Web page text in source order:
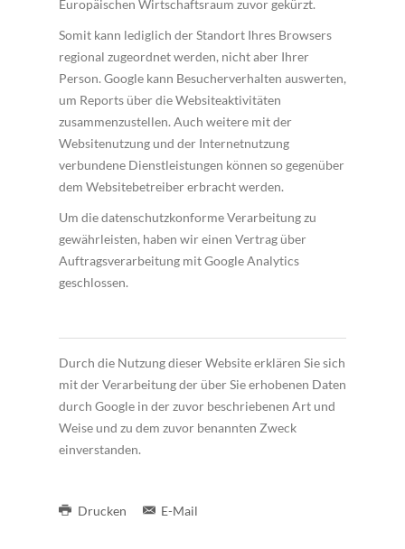
Europäischen Wirtschaftsraum zuvor gekürzt.
Somit kann lediglich der Standort Ihres Browsers
regional zugeordnet werden, nicht aber Ihrer
Person. Google kann Besucherverhalten auswerten,
um Reports über die Websiteaktivitäten
zusammenzustellen. Auch weitere mit der
Websitenutzung und der Internetnutzung
verbundene Dienstleistungen können so gegenüber
dem Websitebetreiber erbracht werden.
Um die datenschutzkonforme Verarbeitung zu
gewährleisten, haben wir einen Vertrag über
Auftragsverarbeitung mit Google Analytics
geschlossen.
Durch die Nutzung dieser Website erklären Sie sich
mit der Verarbeitung der über Sie erhobenen Daten
durch Google in der zuvor beschriebenen Art und
Weise und zu dem zuvor benannten Zweck
einverstanden.
Drucken E-Mail